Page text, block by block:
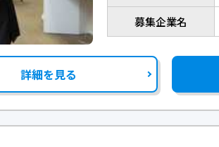
募集企業名
詳細を見る